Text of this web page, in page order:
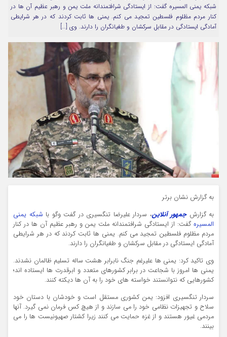
مرا به خاطر بسپار
Forget Password
شبکه یمنی المسیره گفت: از ایستادگی شرافتمندانه ملت یمن و رهبر عظیم آن ها در
کنار مردم مظلوم فلسطین تمجید می کنم. یمنی ها ثابت کردند که در هر شرایطی
آمادگی ایستادگی در مقابل سرکشان و طغیانگران را دارند. وی […]
به گزارش نشان برتر
به گزارشجمهور آنلاین، سردار علیرضا تنگسیری در گفت وگو با شبکه یمنی
المسیره گفت: از ایستادگی شرافتمندانه ملت یمن و رهبر عظیم آن ها در کنار
مردم مظلوم فلسطین تمجید می کنم. یمنی ها ثابت کردند که در هر شرایطی
آمادگی ایستادگی در مقابل سرکشان و طغیانگران را دارند.
وی تاکید کرد: یمنی ها علیرغم جنگ نابرابر هشت ساله تسلیم ظالمان نشدند.
یمنی ها امروز با شجاعت در برابر کشورهای متعدد و ابرقدرت ها ایستاده اند؛
کشورهایی که نتوانستند خواسته های خود را به آن ها دیکته کنند.
سردار تنگسیری افزود: یمن کشوری مستقل است و خودشان با دستان خود
سلاح و تجهیزات نظامی خود را می سازند و از هیچ کس فرمان نمی گیرد. آنها
مردمی غیور هستند و از غزه حمایت می کنند زیرا کشتار صهیونیست ها را می
بینند.